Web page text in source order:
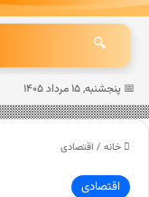
🔍
📅 پنجشنبه, ۱۵ مرداد ۱۴۰۵
خانه / اقتصادی
اقتصادی